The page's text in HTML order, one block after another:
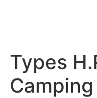
Types
Camping